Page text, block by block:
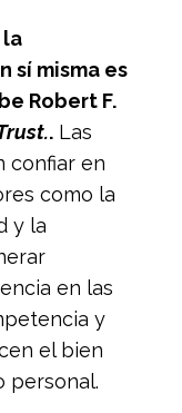
la
sí misma es
Robert F.
. Las
confiar en
como la
y la
en las
y
el bien
personal.